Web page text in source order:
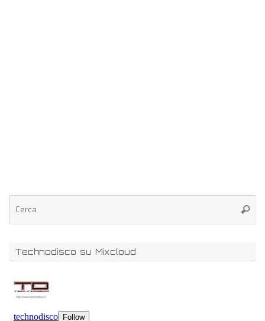
Technodisco su Mixcloud